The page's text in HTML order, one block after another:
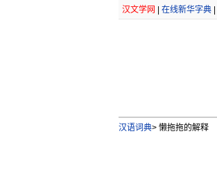
汉文学网 在线新华字典|
汉语词典>懒拖拖的解释